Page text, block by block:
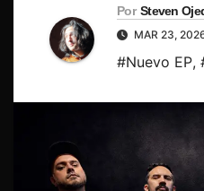
Por Steven
MAR 23,
#Nuevo EP,